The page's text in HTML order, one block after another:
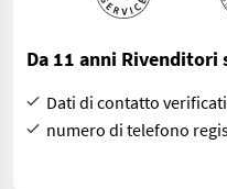
Da 11 anni Rivenditori
Dati di contatto verificati
numero di telefono